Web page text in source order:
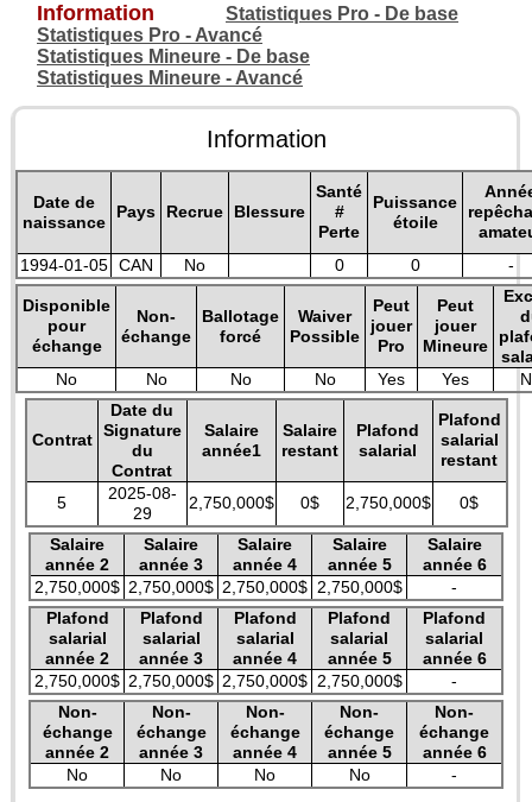
Information
Statistiques Pro - De base
Statistiques Pro - Avancé
Statistiques Mineure - De base
Statistiques Mineure - Avancé
Information
Date de
naissance
Pays Recrue Blessure
Santé
#
Perte
Puissance
étoile
1994-01-05 CAN No 0 0 -
Disponible
pour
échange
Non-
échange
Ballotage
forcé
Waiver
Possible
Peut
jouer
Pro
Peut
jouer
Mineure
No
No No No Yes Yes
Contrat
Date du
Signature
du
Contrat
Salaire
année1
Salaire
restant
Plafond
salarial
Plafond
salarial
restant
5
2025-08-
29
2,750,000$ 0$ 2,750,000$ 0$
Salaire
année 2
Salaire
année 3
Salaire
année 4
Salaire
année 5
Salaire
année 6
2,750,000$ 2,750,000$ 2,750,000$ 2,750,000$
-
Plafond
salarial
année 2
Plafond
salarial
année 3
Plafond
salarial
année 4
Plafond
salarial
année 5
Plafond
salarial
année 6
2,750,000$ 2,750,000$ 2,750,000$ 2,750,000$
-
Non-
échange
année 2
Non-
échange
année 3
Non-
échange
année 4
Non-
échange
année 5
Non-
échange
année 6
No
No No No -